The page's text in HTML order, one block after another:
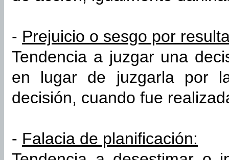
- Prejuicio o sesgo por
Tendencia a juzgar una
en lugar de juzgarla por
decisión, cuando fue
- Falacia de planificación: